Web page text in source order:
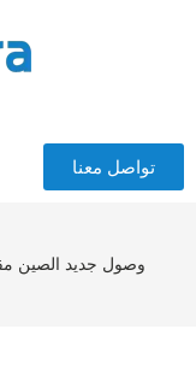
تواصل معنا
وصول جديد الصين